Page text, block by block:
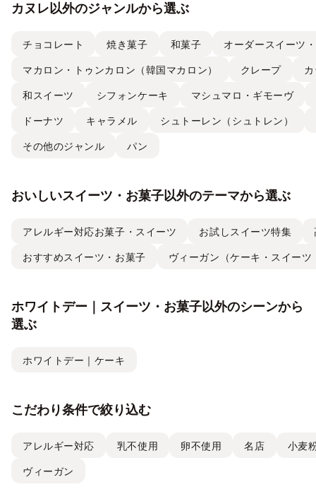
カヌレ以外のジャンルから選ぶ
チョコレート 焼き菓子 和菓子 オーダースイーツ
マカロン・トゥンカロン（韓国マカロン） クレープ
和スイーツ シフォンケーキ マシュマロ・ギモーヴ
ドーナツ キャラメル シュトーレン（シュトレン）
その他のジャンル パン
おいしいスイーツ・お菓子以外のテーマから選ぶ
アレルギー対応お菓子・スイーツ お試しスイーツ特集
おすすめスイーツ・お菓子 ヴィーガン（ケーキ・スイーツ
ホワイトデー｜スイーツ・お菓子以外のシーンから
選ぶ
ホワイトデー｜ケーキ
こだわり条件で絞り込む
アレルギー対応 乳不使用 卵不使用 名店 小麦
ヴィーガン